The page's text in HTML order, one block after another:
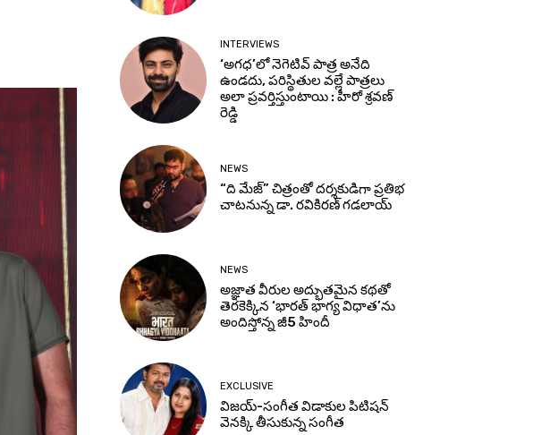
INTERVIEWS
‘అగధ’లో నెగెటివ్ పాత్ర అనేది
ఉండదు, పరిస్థితుల వల్లే పాత్రలు
అలా ప్రవర్తిస్తుంటాయి : హీరో శ్రవణ్
రెడ్డి
NEWS
“ది మేజ్” చిత్రంతో దర్శకుడిగా ప్రతిభ
చాటనున్న డా. రవికిరణ్ గడలాయ్
NEWS
అజ్ఞాత వీరుల అద్భుతమైన కథతో
తెరకెక్కిన ‘భారత్ భాగ్య విధాత’ను
అందిస్తోన్న జీ5 హిందీ
EXCLUSIVE
విజయ్-సంగీత విడాకుల పిటిషన్
వెనక్కి తీసుకున్న సంగీత